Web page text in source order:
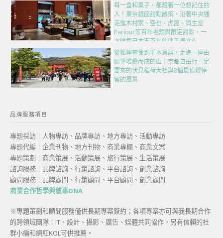
每一盒和菓子，都藏著一位想記住的
人！東京銀座甜點散策，沿著中央通
走進木村家、空也、虎屋、資生堂
Parlour等百年老舖與限定甜點，一
次匯集日本五百年的伴手禮文化
從狐狸神使到千本鳥居，走進一座由
願望堆疊而成的山｜京都自由行一定
要來的伏見稻荷大社與8個最值得停
留的風景
品牌服務項目
專題採訪｜人物專訪、品牌專訪、地方專訪、活動專訪
專題代編｜企業刊物、地方刊物、商業專欄、商業文案
專題策劃｜商業策展、活動策展、旅行策展、生活策展
諮詢服務｜品牌諮詢、行銷諮詢、平台諮詢、創業諮詢
顧問服務｜品牌顧問、行銷顧問、平台顧問、創業顧問
商業合作哲學與敘事DNA
※專題策劃和顧問服務僅供長期專案簽約；各項專案亦可與我長期合作
的跨領域團隊：IT、設計、攝影、廣告、媒體共同協作，另有信賴的社
群小編和網紅KOL可供推薦。